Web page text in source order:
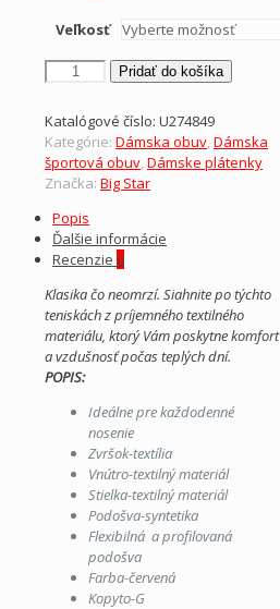
Veľkosť
množstvo
STAR-
dámske
textilné
červené
tramky
Pridať do košíka
Katalógové číslo: U274849
Kategórie: Dámska obuv,Dámska
športová obuv,Dámske plátenky
Značka: Big Star
Popis
Ďalšie informácie
Recenzie 0
Klasika čo neomrzí. Siahnite po týchto
teniskách z príjemného textilného
materiálu, ktorý Vám poskytne komfort
a vzdušnosť počas teplých dní.
POPIS:
Ideálne pre každodenné
nosenie
Zvršok-textília
Vnútro-textilný materiál
Stielka-textilný materiál
Podošva-syntetika
Flexibilná a profilovaná
podošva
Farba-červená
Kopyto-G